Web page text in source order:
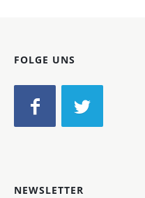
FOLGE UNS
NEWSLETTER